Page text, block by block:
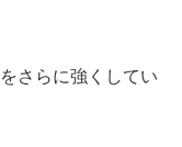
さらに強くしてい